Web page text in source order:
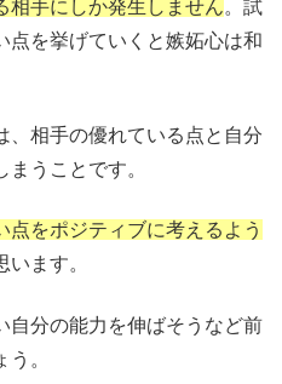
相手にしか発生しません。試
点を挙げていくと嫉妬心は和
、相手の優れている点と自分
うことです。
点をポジティブに考えるよう
ます。
自分の能力を伸ばそうなど前
。